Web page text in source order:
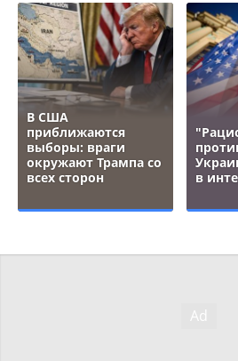
В США
приближаются
выборы: враги
окружают Трампа со
всех сторон
в